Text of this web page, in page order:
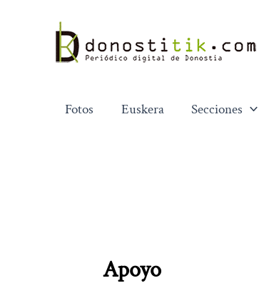
contenido
Fotos Euskera Secciones
Apoyo